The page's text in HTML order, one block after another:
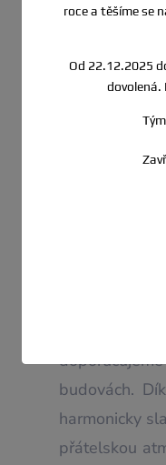
Tyto
budovách.
harmonicky
přátelskou
roce a těšíme se
Od 22.12.2025
dovolená.